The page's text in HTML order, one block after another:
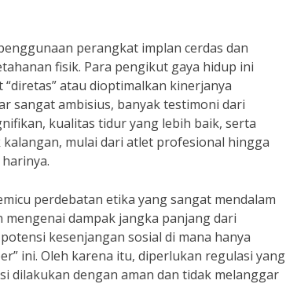
perangkat implan cerdas dan
fisik. Para pengikut gaya hidup ini
atau dioptimalkan kinerjanya
sangat ambisius, banyak testimoni dari
kualitas tidur yang lebih baik, serta
mulai dari atlet profesional hingga
perdebatan etika yang sangat mendalam
dampak jangka panjang dari
kesenjangan sosial di mana hanya
ini. Oleh karena itu, diperlukan regulasi yang
dilakukan dengan aman dan tidak melanggar